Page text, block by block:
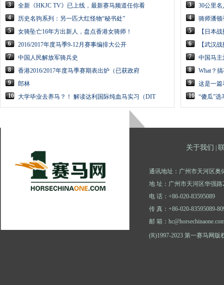
3
全新《HKJC TV》已上线，最新赛马频道任你看
4
历史名驹系列：另一匹大红怪物“秘书处”
5
女骑坠亡16年方出新人，盘点香港女骑师！
6
2016/2017年度马季9-12月赛事编排大公开
7
中国人民解放军骑兵史
8
香港2016/2017年度马季赛期表出炉（已获政府
9
郎林
10 大学毕业去养马？！ 解读达利国际纯血马实习（DIT
3
30公里
4
骑师潘顿
5
【日本
6
【武汉
7
中国马主
8
What？
9
这是一篇
10 “傻瓜”
关于我们 |
通讯地址：广州市天河区奥
地 址：广州市天河区华强路
电 话：+86-020-83595089
传 真：+86-020-83595089-
邮 箱：
(R)1997-2023 第一赛马网版